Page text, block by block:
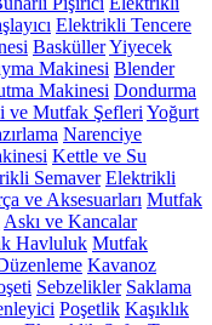
Elektrikli Tencere
BasküllerYiyecek
Makinesi Blender
Makinesi Dondurma
ve Mutfak Şefleri Yoğurt
Narenciye
Kettle ve Su
Semaver Elektrikli
ve Aksesuarları Mutfak
Askı ve Kancalar
Havluluk Mutfak
Kavanoz
Sebzelikler Saklama
Poşetlik Kaşıklık